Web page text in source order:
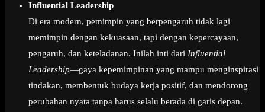
Influential Leadership
Di era modern, pemimpin yang berpengaruh tidak lagi
memimpin dengan kekuasaan, tapi dengan kepercayaan,
pengaruh, dan keteladanan. Inilah inti dari Influential
Leadership—gaya kepemimpinan yang mampu menginspirasi
tindakan, membentuk budaya kerja positif, dan mendorong
perubahan nyata tanpa harus selalu berada di garis depan.